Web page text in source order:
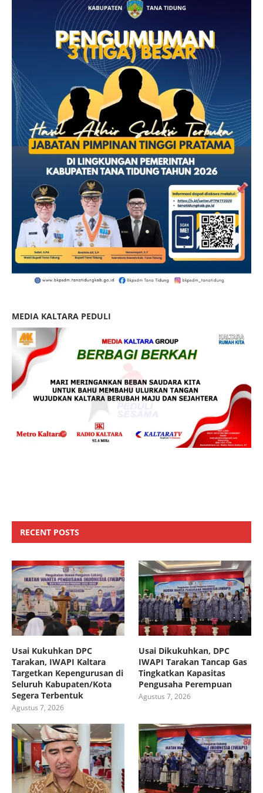
MEDIA KALTARA PEDULI
RECENT POSTS
Usai Kukuhkan DPC
Tarakan, IWAPI Kaltara
Targetkan Kepengurusan di
Seluruh Kabupaten/Kota
Segera Terbentuk
Agustus 7, 2026
Usai Dikukuhkan, DPC
IWAPI Tarakan Tancap Gas
Tingkatkan Kapasitas
Pengusaha Perempuan
Agustus 7, 2026